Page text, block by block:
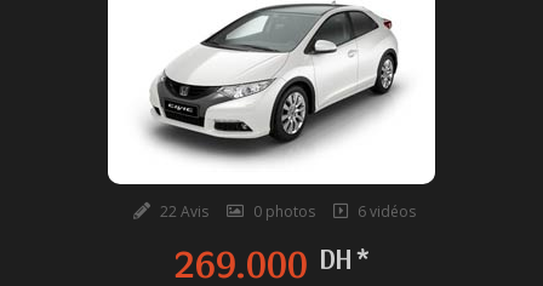
22 Avis 0 photos 6 vidéos
269.000 DH *